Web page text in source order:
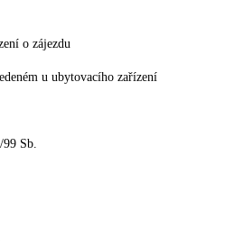
o zájezdu
u ubytovacího zařízení
Sb.